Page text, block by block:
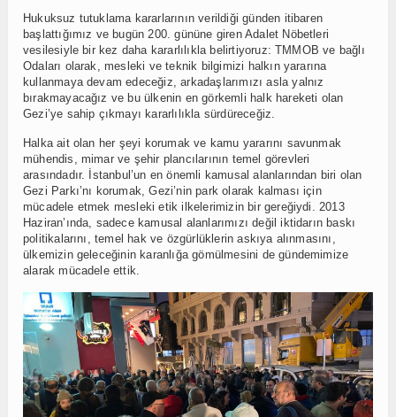
Hukuksuz tutuklama kararlarının verildiği günden itibaren
başlattığımız ve bugün 200. gününe giren Adalet Nöbetleri
vesilesiyle bir kez daha kararlılıkla belirtiyoruz: TMMOB ve bağlı
Odaları olarak, mesleki ve teknik bilgimizi halkın yararına
kullanmaya devam edeceğiz, arkadaşlarımızı asla yalnız
bırakmayacağız ve bu ülkenin en görkemli halk hareketi olan
Gezi’ye sahip çıkmayı kararlılıkla sürdüreceğiz.
Halka ait olan her şeyi korumak ve kamu yararını savunmak
mühendis, mimar ve şehir plancılarının temel görevleri
arasındadır. İstanbul’un en önemli kamusal alanlarından biri olan
Gezi Parkı’nı korumak, Gezi’nin park olarak kalması için
mücadele etmek mesleki etik ilkelerimizin bir gereğiydi. 2013
Haziran’ında, sadece kamusal alanlarımızı değil iktidarın baskı
politikalarını, temel hak ve özgürlüklerin askıya alınmasını,
ülkemizin geleceğinin karanlığa gömülmesini de gündemimize
alarak mücadele ettik.